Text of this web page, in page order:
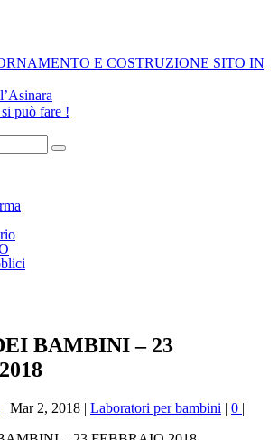
E COSTRUZIONE SITO IN
può fare !
BAMBINI – 23
| Mar 2, 2018 | Laboratori per bambini | 0 |